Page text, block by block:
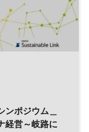
ポジウム＿
経営～岐路に